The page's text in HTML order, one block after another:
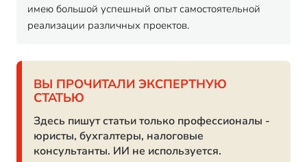
имею большой успешный опыт самостоятельной
реализации различных проектов.
ВЫ ПРОЧИТАЛИ ЭКСПЕРТНУЮ
СТАТЬЮ
Здесь пишут статьи только профессионалы -
юристы, бухгалтеры, налоговые
консультанты. ИИ не используется.